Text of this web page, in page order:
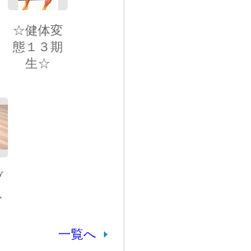
☆健体変
態１３期
生☆
一覧へ